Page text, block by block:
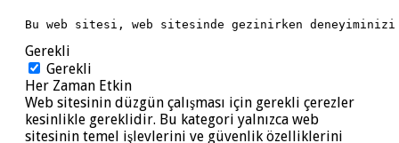
Bu web sitesi, web sitesinde gezinirken
Gerekli
Gerekli
Her Zaman Etkin
Web sitesinin düzgün çalışması için gerekli çerezler
kesinlikle gereklidir. Bu kategori yalnızca web
sitesinin temel işlevlerini ve güvenlik özelliklerini